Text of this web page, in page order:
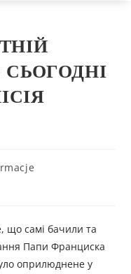
що самі бачили та
Папи Франциска
оприлюднене у